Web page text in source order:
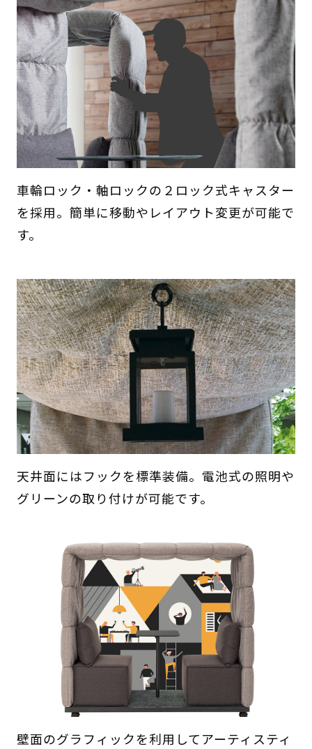
車輪ロック・軸ロックの２ロック式キャスター
を採用。簡単に移動やレイアウト変更が可能で
す。
天井面にはフックを標準装備。電池式の照明や
グリーンの取り付けが可能です。
壁面のグラフィックを利用してアーティスティ